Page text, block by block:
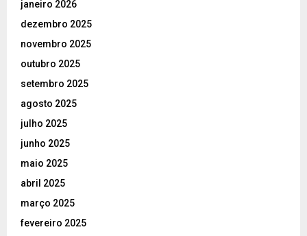
janeiro 2026
dezembro 2025
novembro 2025
outubro 2025
setembro 2025
agosto 2025
julho 2025
junho 2025
maio 2025
abril 2025
março 2025
fevereiro 2025